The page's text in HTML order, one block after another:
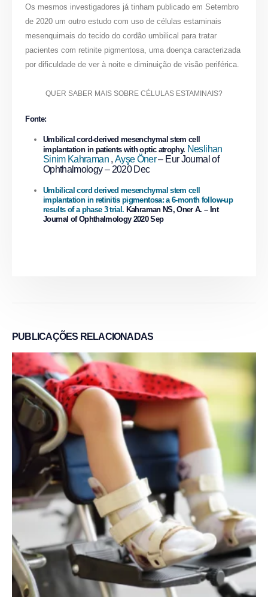
Os mesmos investigadores já tinham publicado em Setembro
de 2020 um outro estudo com uso de células estaminais
mesenquimais do tecido do cordão umbilical para tratar
pacientes com retinite pigmentosa, uma doença caracterizada
por dificuldade de ver à noite e diminuição de visão periférica.
QUER SABER MAIS SOBRE CÉLULAS ESTAMINAIS?
Fonte:
Umbilical cord-derived mesenchymal stem cell
implantation in patients with optic atrophy. Neslihan
Sinim Kahraman, Ayşe Öner– Eur Journal of
Ophthalmology – 2020 Dec
Umbilical cord derived mesenchymal stem cell
implantation in retinitis pigmentosa: a 6-month follow-up
results of a phase 3 trial. Kahraman NS, Oner A. – Int
Journal of Ophthalmology 2020 Sep
PUBLICAÇÕES RELACIONADAS